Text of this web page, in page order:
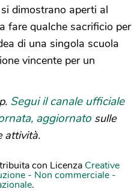
dimostrano aperti al
fare qualche sacrificio per
di una singola scuola
vincente per un
Segui il canale ufficiale
aggiornato sulle
attività.
con Licenza Creative
- Non commerciale -
.